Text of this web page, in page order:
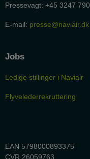
Pressevagt: +45 3247
E-mail: presse@naviair.dk
Jobs
Ledige stillinger i Naviair
Flyvelederrekruttering
EAN 5798000893375
CVR 26059763